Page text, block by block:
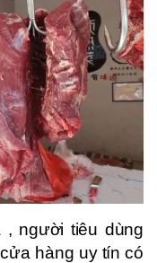
, người tiêu dùng
hàng uy tín có